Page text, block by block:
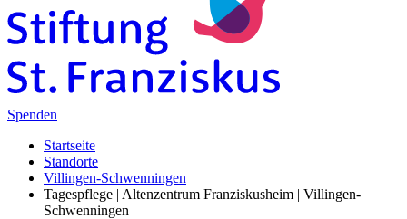
Spenden
Startseite
Standorte
Villingen-Schwenningen
Tagespflege | Altenzentrum Franziskusheim | Villingen-
Schwenningen